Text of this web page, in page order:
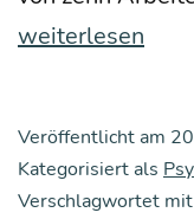
Eins
ßen
Miss­
weiterlesen
Veröffentlicht am
Kategorisiert als
Verschlagwortet mit